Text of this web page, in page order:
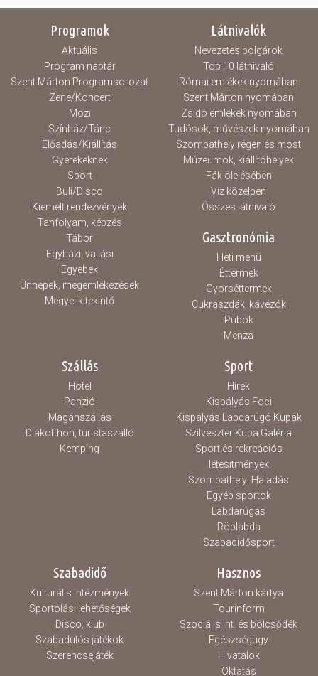
Programok
Aktuális
Program naptár
Szent Márton Programsorozat
Zene/Koncert
Mozi
Színház/Tánc
Előadás/Kiállítás
Gyerekeknek
Sport
Buli/Disco
Kiemelt rendezvények
Tanfolyam, képzés
Tábor
Egyházi, vallási
Egyebek
Ünnepek, megemlékezések
Megyei kitekintő
Látnivalók
Nevezetes polgárok
Top 10 látnivaló
Római emlékek nyomában
Szent Márton nyomában
Zsidó emlékek nyomában
Tudósok, művészek nyomában
Szombathely régen és most
Múzeumok, kiállítóhelyek
Fák ölelésében
Víz közelben
Összes látnivaló
Gasztronómia
Heti menü
Éttermek
Gyorséttermek
Cukrászdák, kávézók
Pubok
Menza
Szállás
Hotel
Panzió
Magánszállás
Diákotthon, turistaszálló
Kemping
Sport
Hírek
Kispályás Foci
Kispályás Labdarúgó Kupák
Szilveszter Kupa Galéria
Sport és rekreációs
létesítmények
Szombathelyi Haladás
Egyéb sportok
Labdarúgás
Röplabda
Szabadidősport
Szabadidő
Kulturális intézmények
Sportolási lehetőségek
Disco, klub
Szabadulós játékok
Szerencsejáték
Hasznos
Szent Márton kártya
Tourinform
Szociális int. és bölcsődék
Egészségügy
Hivatalok
Oktatás